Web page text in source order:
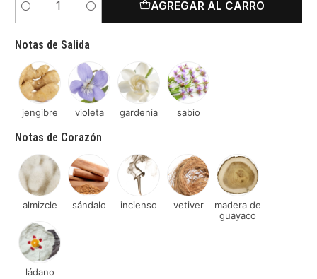
Cantidad
AGREGAR AL CARRO
Notas de Salida
jengibre violeta gardenia sabio
Notas de Corazón
almizcle sándalo incienso vetiver
madera de
guayaco
ládano